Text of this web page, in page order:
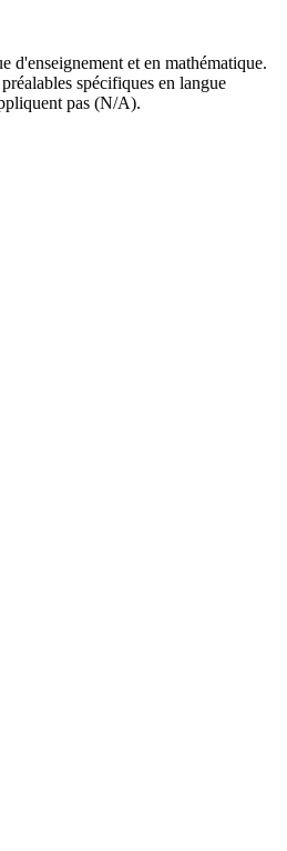
d'enseignement et en mathématique.
spécifiques en langue
pas (N/A).